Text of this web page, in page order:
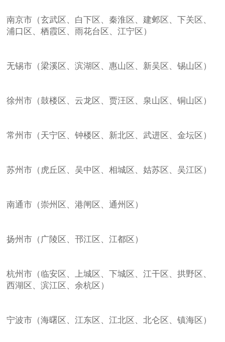
南京市（玄武区、白下区、秦淮区、建邺区、下关区、
浦口区、栖霞区、雨花台区、江宁区）
无锡市（梁溪区、滨湖区、惠山区、新吴区、锡山区）
徐州市（鼓楼区、云龙区、贾汪区、泉山区、铜山区）
常州市（天宁区、钟楼区、新北区、武进区、金坛区）
苏州市（虎丘区、吴中区、相城区、姑苏区、吴江区）
南通市（崇州区、港闸区、通州区）
扬州市（广陵区、邗江区、江都区）
杭州市（临安区、上城区、下城区、江干区、拱野区、
西湖区、滨江区、余杭区）
宁波市（海曙区、江东区、江北区、北仑区、镇海区）